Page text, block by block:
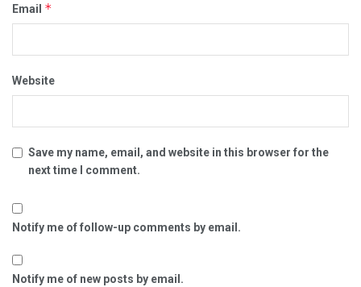
Email *
Website
Save my name, email, and website in this browser for the
next time I comment.
Notify me of follow-up comments by email.
Notify me of new posts by email.